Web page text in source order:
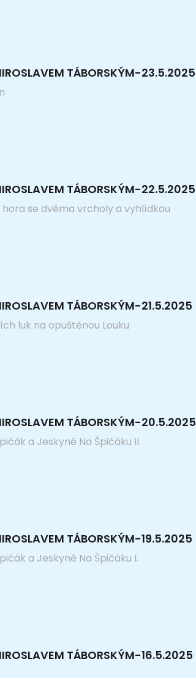
TÁBORSKÝM-23.5.2025
TÁBORSKÝM-22.5.2025
se dvěma vrcholy a vyhlídkou
TÁBORSKÝM-21.5.2025
luk na opuštěnou Louku
TÁBORSKÝM-20.5.2025
a Jeskyně Na Špičáku II.
TÁBORSKÝM-19.5.2025
a Jeskyně Na Špičáku I.
TÁBORSKÝM-16.5.2025